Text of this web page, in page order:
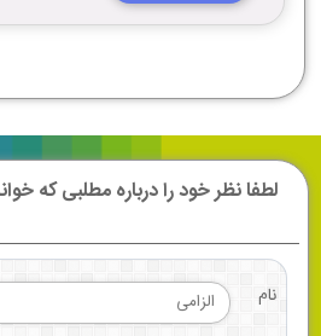
لطفا نظر خود را درباره مطلبی که
نام